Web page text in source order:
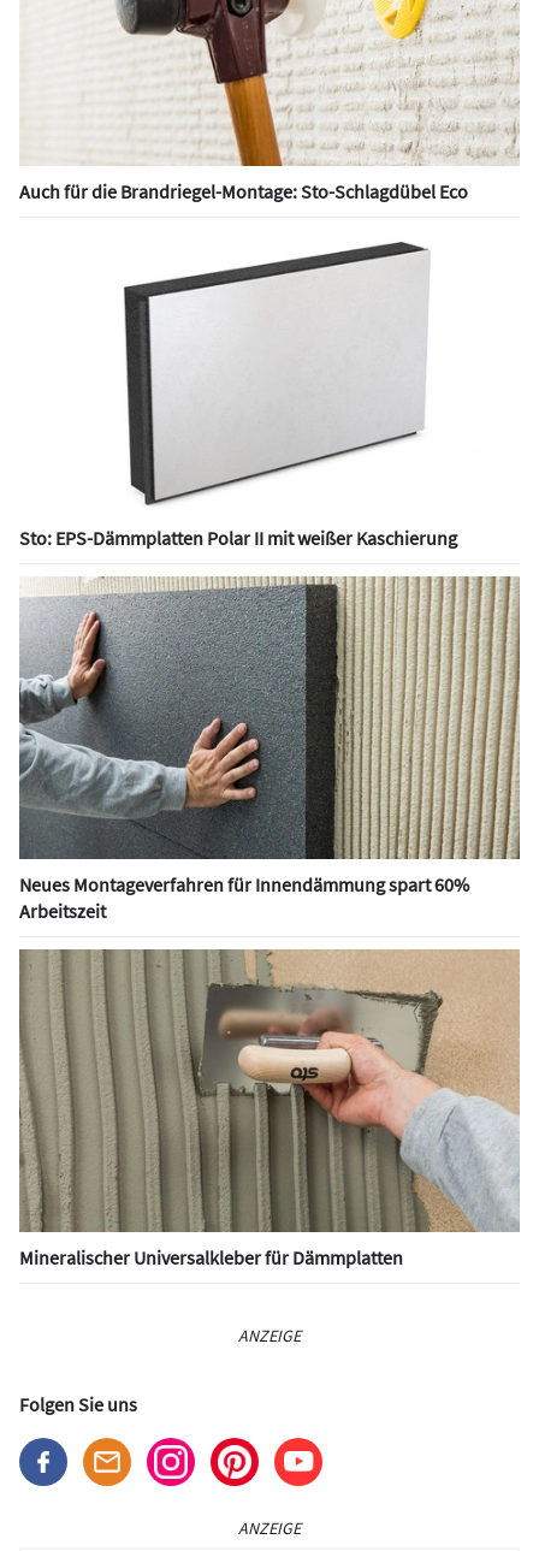
Auch für die Brandriegel-Montage: Sto-Schlagdübel Eco
Sto: EPS-Dämmplatten Polar II mit weißer Kaschierung
Neues Montageverfahren für Innendämmung spart 60%
Arbeitszeit
Mineralischer Universalkleber für Dämmplatten
ANZEIGE
Folgen Sie uns
ANZEIGE